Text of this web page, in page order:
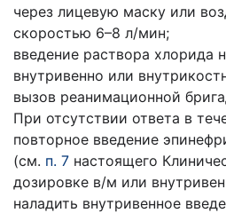
через лицевую маску или
скоростью 6–8 л/мин;
введение раствора хлорида
внутривенно или
вызов реанимационной
При отсутствии ответа в
повторное введение
(см. п. 7 настоящего
дозировке в/м или
наладить внутривенное